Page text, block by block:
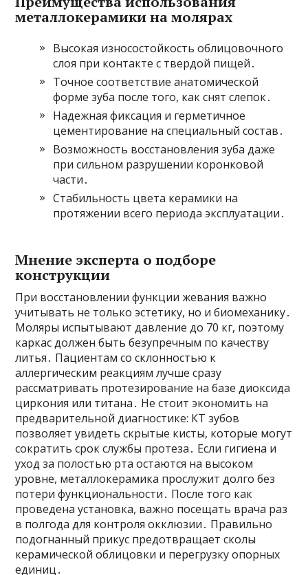
металлокерамики на молярах
Высокая износостойкость облицовочного
слоя при контакте с твердой пищей․
Точное соответствие анатомической
форме зуба после того, как снят слепок․
Надежная фиксация и герметичное
цементирование на специальный состав․
Возможность восстановления зуба даже
при сильном разрушении коронковой
части․
Стабильность цвета керамики на
протяжении всего периода эксплуатации․
Мнение эксперта о подборе
конструкции
При восстановлении функции жевания важно
учитывать не только эстетику, но и биомеханику․
Моляры испытывают давление до 70 кг, поэтому
каркас должен быть безупречным по качеству
литья․ Пациентам со склонностью к
аллергическим реакциям лучше сразу
рассматривать протезирование на базе диоксида
циркония или титана․ Не стоит экономить на
предварительной диагностике: КТ зубов
позволяет увидеть скрытые кисты, которые могут
сократить срок службы протеза․ Если гигиена и
уход за полостью рта остаются на высоком
уровне, металлокерамика прослужит долго без
потери функциональности․ После того как
проведена установка, важно посещать врача раз
в полгода для контроля окклюзии․ Правильно
подогнанный прикус предотвращает сколы
керамической облицовки и перегрузку опорных
единиц․